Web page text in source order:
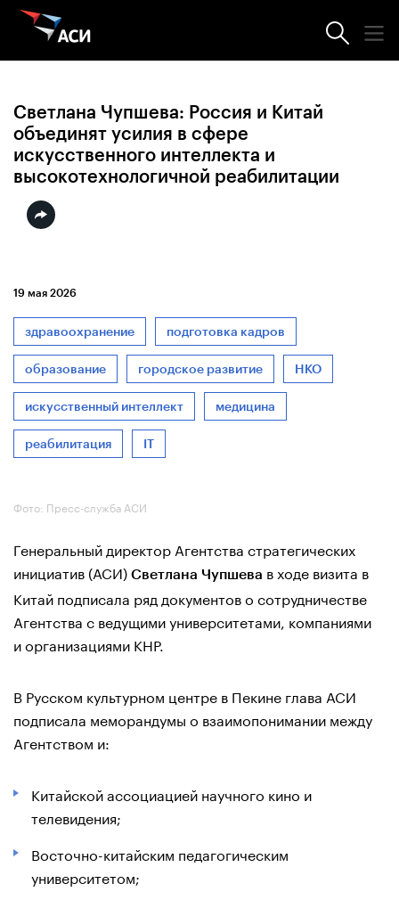
Новости АСИ
Светлана Чупшева: Россия и Китай
объединят усилия в сфере
искусственного интеллекта и
высокотехнологичной реабилитации
19 мая 2026
здравоохранение подготовка кадров
образование городское развитие НКО
искусственный интеллект медицина
реабилитация IT
Фото: Пресс-служба АСИ
Генеральный директор Агентства стратегических
инициатив (АСИ) Светлана Чупшева в ходе визита в
Китай подписала ряд документов о сотрудничестве
Агентства с ведущими университетами, компаниями
и организациями КНР.
В Русском культурном центре в Пекине глава АСИ
подписала меморандумы о взаимопонимании между
Агентством и:
Китайской ассоциацией научного кино и
телевидения;
Восточно-китайским педагогическим
университетом;